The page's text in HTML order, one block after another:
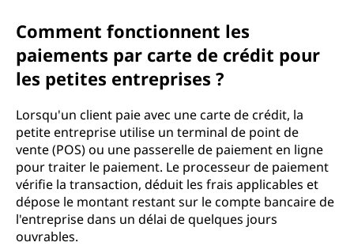
Comment fonctionnent les
paiements par carte de crédit pour
les petites entreprises ?
Lorsqu'un client paie avec une carte de crédit, la
petite entreprise utilise un terminal de point de
vente (POS) ou une passerelle de paiement en ligne
pour traiter le paiement. Le processeur de paiement
vérifie la transaction, déduit les frais applicables et
dépose le montant restant sur le compte bancaire de
l'entreprise dans un délai de quelques jours
ouvrables.